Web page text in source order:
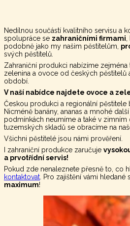
Nedílnou součástí kvalitního servisu a
spolupráce se zahraničními firmami,
podobně jako my našim pěstitelům,
svých pěstitelů.
Zahraniční produkci nabízíme
zelenina a ovoce od českých pěstitelů
období.
V naší nabídce najdete ovoce a
Českou produkci a regionální
Nicméně banány, ananas a mnohé
podmínkách neumíme a také v
tuzemských skladů se obracíme na
Všichni pěstitelé jsou námi prověření.
I zahraniční produkce zaručuje
a prvotřídní servis!
Pokud zde nenaleznete přesně to, co
kontaktovat. Pro zajištění vámi hledané
maximum!